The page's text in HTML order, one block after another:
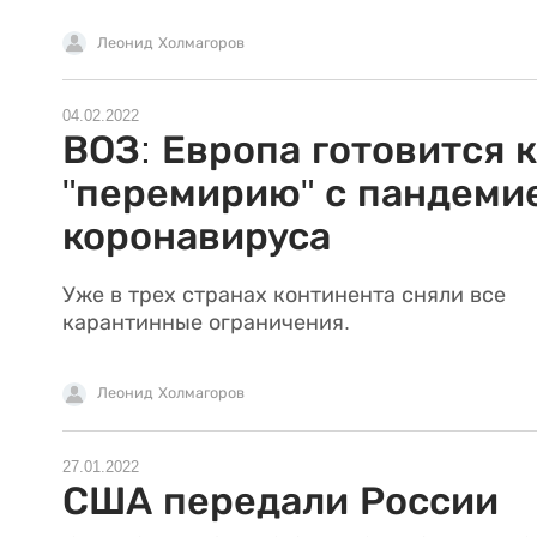
Леонид Холмагоров
04.02.2022
ВОЗ: Европа готовится к
"перемирию" с
коронавируса
Уже в трех странах континента сняли все
карантинные ограничения.
Леонид Холмагоров
27.01.2022
США передали России